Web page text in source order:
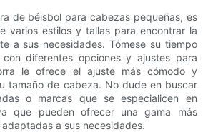
de béisbol para cabezas pequeñas, es
varios estilos y tallas para encontrar la
a sus necesidades. Tómese su tiempo
diferentes opciones y ajustes para
le ofrece el ajuste más cómodo y
tamaño de cabeza. No dude en buscar
o marcas que se especialicen en
que pueden ofrecer una gama más
a sus necesidades.